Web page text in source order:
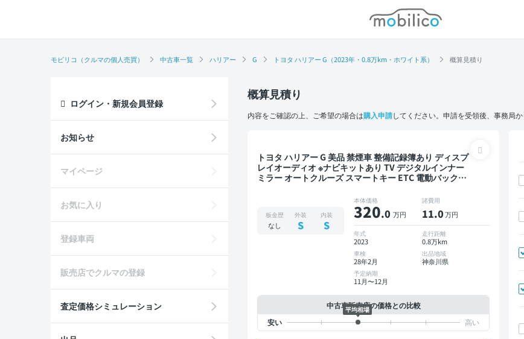
モビリコ
モビリコ（クルマの個人売買） 中古車一覧 ハリアー G トヨタ ハリアー G（2023年・0.8万km・ホワイト系） 概算見積り
概算見積り
内容をご確認の上、ご希望の場合は購入申請してください。申請を受領後、事務局
トヨタ ハリアー G 美品 禁煙車 整備記録簿あり ディスプ
レイオーディオ ※ナビキットあり TV デジタルインナー
ミラー オートクルーズ スマートキー ETC 電動バックド
板金歴
なし
外装
S
内装
S
本体価格
320.0 万円
諸費用
11.0万円
年式
2023
走行距離
0.8万km
車検
28年2月
出品地域
神奈川県
予定納期
11月〜12月
中古車販売店の価格との比較
平均相場
ログイン・新規会員登録
お知らせ
マイページ
お気に入り
登録車両
販売店でクルマの登録
査定価格シミュレーション